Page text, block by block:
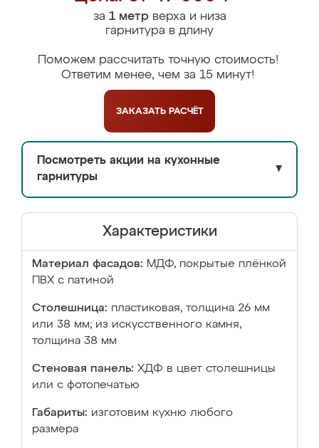
за 1 метрверха и низа
гарнитура в длину
Поможем рассчитать точную стоимость!
Ответим менее, чем за 15 минут!
ЗАКАЗАТЬ РАСЧЁТ
Посмотреть акции на кухонные
гарнитуры
▼
Характеристики
Материал фасадов: МДФ, покрытые плёнкой
ПВХ с патиной
Столешница: пластиковая, толщина 26 мм
или 38 мм; из искусственного камня,
толщина 38 мм
Стеновая панель: ХДФ в цвет столешницы
или с фотопечатью
Габариты: изготовим кухню любого
размера